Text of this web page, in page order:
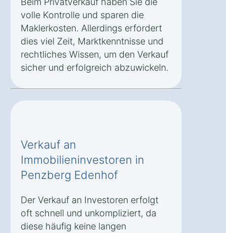
volle Kontrolle und sparen die
Maklerkosten. Allerdings erfordert
dies viel Zeit, Marktkenntnisse und
rechtliches Wissen, um den Verkauf
sicher und erfolgreich abzuwickeln.
Verkauf an
Immobilieninvestoren in
Penzberg Edenhof
Der Verkauf an Investoren erfolgt
oft schnell und unkompliziert, da
diese häufig keine langen